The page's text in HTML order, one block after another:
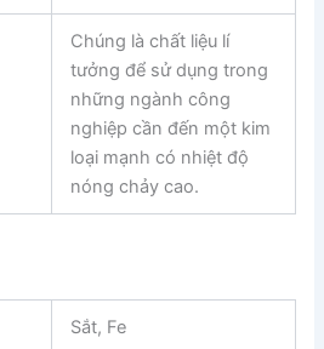
Chúng là chất liệu lí
tưởng để sử dụng trong
những ngành công
nghiệp cần đến một kim
loại mạnh có nhiệt độ
nóng chảy cao.
Sắt, Fe